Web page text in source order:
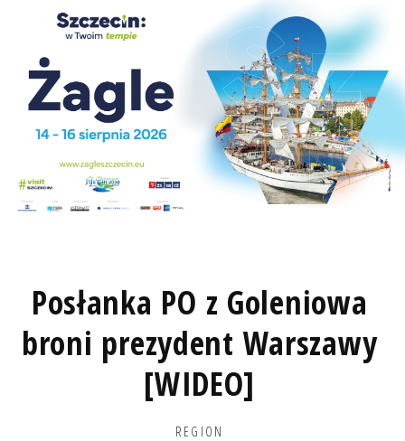
Posłanka PO z Goleniowa
broni prezydent Warszawy
[WIDEO]
REGION